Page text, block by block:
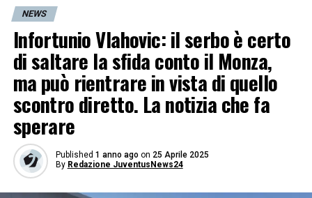
NEWS
Infortunio Vlahovic: il serbo è certo
di saltare la sfida conto il Monza,
ma può rientrare in vista di quello
scontro diretto. La notizia che fa
sperare
Published 1 anno ago on 25 Aprile 2025
By Redazione JuventusNews24